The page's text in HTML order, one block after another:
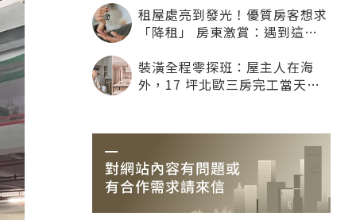
租屋處亮到發光！優質房客想求
「降租」 房東激賞：遇到這種
裝潢全程零探班：屋主人在海
外，17 坪北歐三房完工當天才